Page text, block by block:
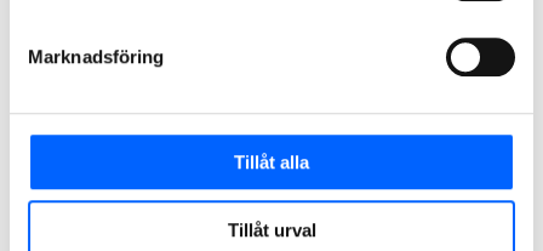
Marknadsföring
Tillåt alla
Tillåt urval
Simanläggning Malmö
NCC bygger i samarbete med Malmö stadsfastigheter nya
Heleneholmsbadet i Malmö. Projektet är en
och det nya badhuset väntas stå klart i slutet av 2028.